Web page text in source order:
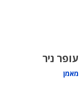
עופר ניר
מאמן